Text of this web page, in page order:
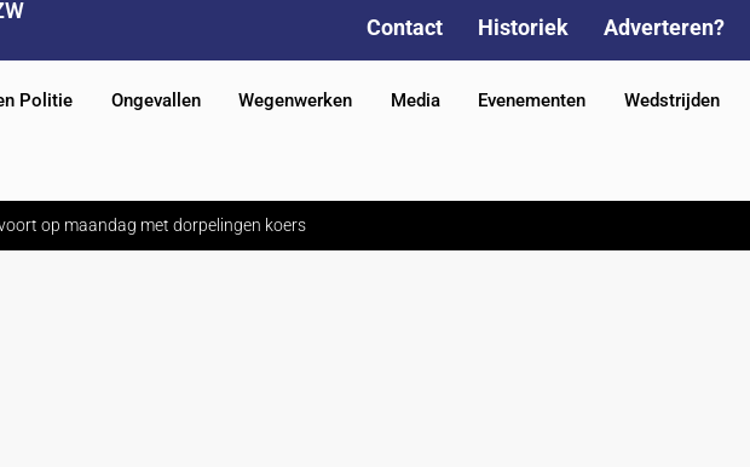
Contact Historiek Adverteren?
Politie Ongevallen Wegenwerken Media Evenementen Wedstrijden
op maandag met dorpelingen koers